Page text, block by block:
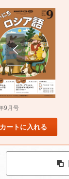
9月号
カートに入れる